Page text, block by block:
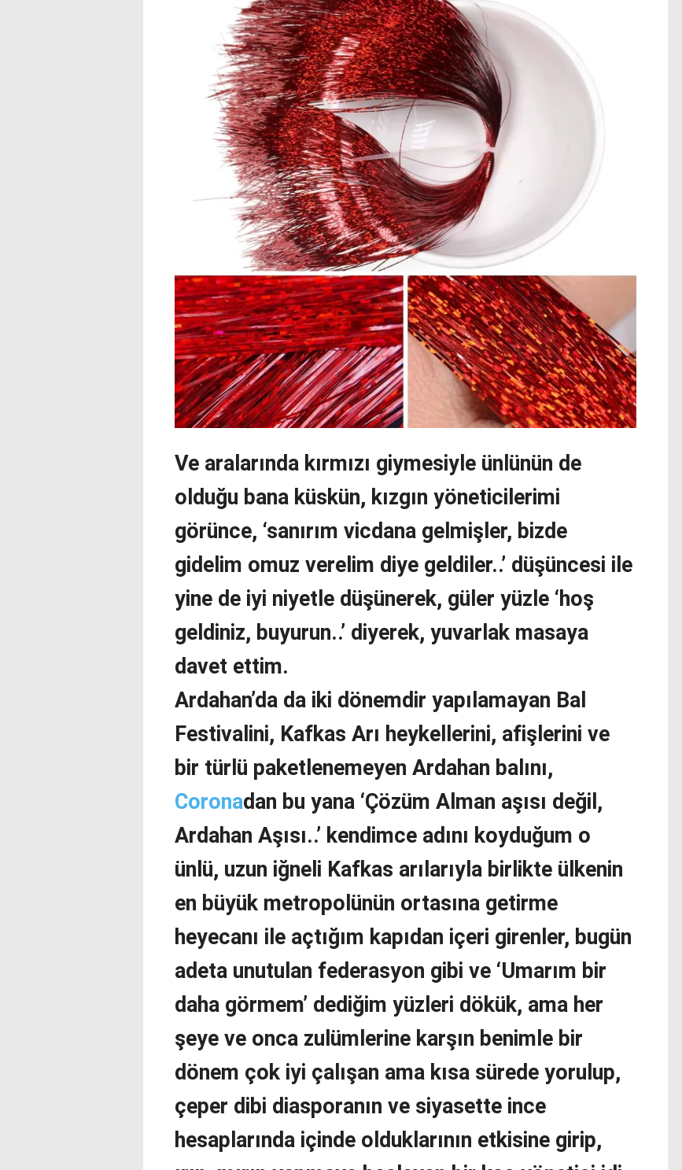
Ve aralarında kırmızı giymesiyle ünlünün de
olduğu bana küskün, kızgın yöneticilerimi
görünce, ‘sanırım vicdana gelmişler, bizde
gidelim omuz verelim diye geldiler..’ düşüncesi ile
yine de iyi niyetle düşünerek, güler yüzle ‘hoş
geldiniz, buyurun..’ diyerek, yuvarlak masaya
davet ettim.
Ardahan’da da iki dönemdir yapılamayan Bal
Festivalini, Kafkas Arı heykellerini, afişlerini ve
bir türlü paketlenemeyen Ardahan balını,
Coronadan bu yana ‘Çözüm Alman aşısı değil,
Ardahan Aşısı..’ kendimce adını koyduğum o
ünlü, uzun iğneli Kafkas arılarıyla birlikte ülkenin
en büyük metropolünün ortasına getirme
heyecanı ile açtığım kapıdan içeri girenler, bugün
adeta unutulan federasyon gibi ve ‘Umarım bir
daha görmem’ dediğim yüzleri dökük, ama her
şeye ve onca zulümlerine karşın benimle bir
dönem çok iyi çalışan ama kısa sürede yorulup,
çeper dibi diasporanın ve siyasette ince
hesaplarında içinde olduklarının etkisine girip,